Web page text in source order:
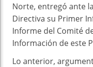
Norte, entregó ante
Directiva su Primer
Informe del Comité
Información de este
Lo anterior,